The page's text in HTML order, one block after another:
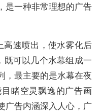
是一种非常理想的广告
高速喷出，使水雾化后
既可以几个水幕组成一
，最主要的是水幕在夜
睹空灵飘逸的广告画
广告内涵深入人心，广